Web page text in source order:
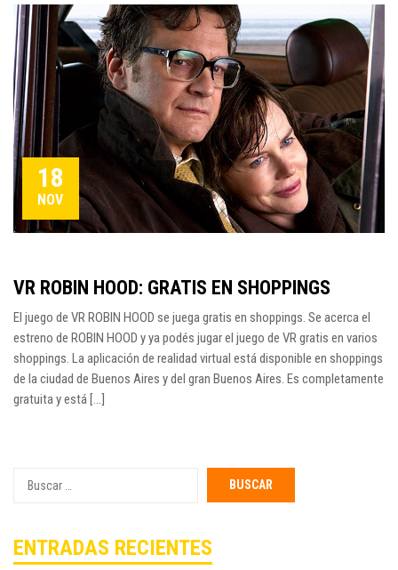
18
NOV
VR ROBIN HOOD: GRATIS EN SHOPPINGS
El juego de VR ROBIN HOOD se juega gratis en shoppings. Se acerca el
estreno de ROBIN HOOD y ya podés jugar el juego de VR gratis en varios
shoppings. La aplicación de realidad virtual está disponible en shoppings
de la ciudad de Buenos Aires y del gran Buenos Aires. Es completamente
gratuita y está [...]
por:
ENTRADAS RECIENTES